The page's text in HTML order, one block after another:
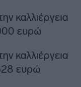
καλλιέργεια
ευρώ
καλλιέργεια
ευρώ